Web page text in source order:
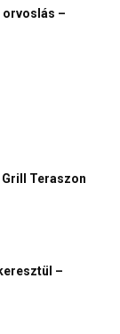
orvoslás –
Teraszon
–